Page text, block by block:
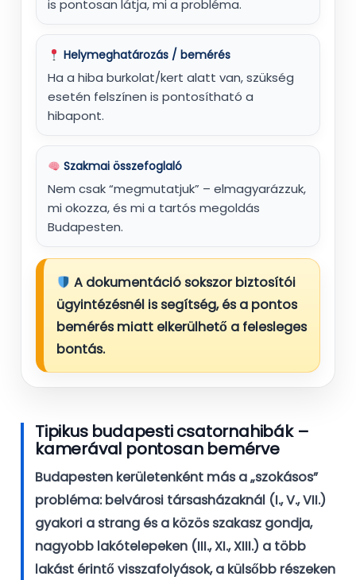
is pontosan látja, mi a probléma.
Helymeghatározás / bemérés
Ha a hiba burkolat/kert alatt van, szükség
esetén felszínen is pontosítható a
hibapont.
Szakmai összefoglaló
Nem csak “megmutatjuk” – elmagyarázzuk,
mi okozza, és mi a tartós megoldás
Budapesten.
A dokumentáció sokszorbiztosítói
ügyintézésnél is segítség, és a pontos
bemérés miatt elkerülhető a felesleges
bontás.
Tipikus budapesti csatornahibák –
kamerával pontosan bemérve
Budapesten kerületenként más a „szokásos”
probléma: belvárosi társasházaknál (I., V., VII.)
gyakori a strang és a közös szakasz gondja,
nagyobb lakótelepeken (III., XI., XIII.) a több
lakást érintő visszafolyások, a külsőbb részeken